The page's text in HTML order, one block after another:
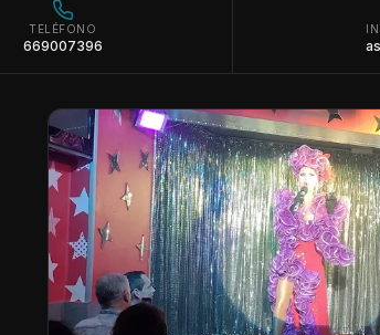
TELÉFONO
669007396